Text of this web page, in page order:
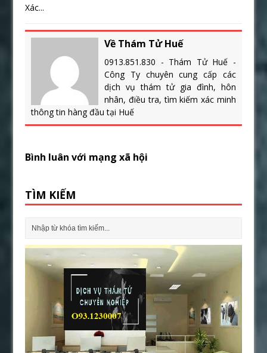
Xác...
Về Thám Tử Huế
0913.851.830 - Thám Tử Huế -
Công Ty chuyên cung cấp các
dịch vụ thám tử gia đình, hôn
nhân, điều tra, tìm kiếm xác minh
thông tin hàng đầu tại Huế
Bình luân với mạng xã hội
TÌM KIẾM